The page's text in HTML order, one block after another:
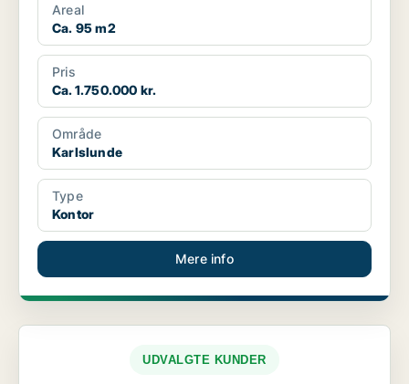
Areal
Ca. 95 m2
Pris
Ca. 1.750.000 kr.
Område
Karlslunde
Type
Kontor
Mere info
UDVALGTE KUNDER